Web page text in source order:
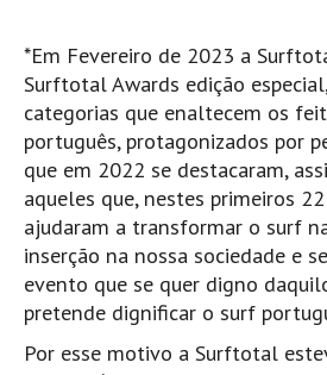
Entrevistas
Nacionais
Internacionais
Exclusivas
Perfil da semana
Podcast Pulsar do Surf
Opinião
*Em Fevereiro de 2023 a
Surftotal Awards edição
categorias que enaltecem os
português, protagonizados por
que em 2022 se destacaram,
aqueles que, nestes primeiros
ajudaram a transformar o surf
inserção na nossa sociedade e
evento que se quer digno
pretende dignificar o surf
Por esse motivo a Surftotal